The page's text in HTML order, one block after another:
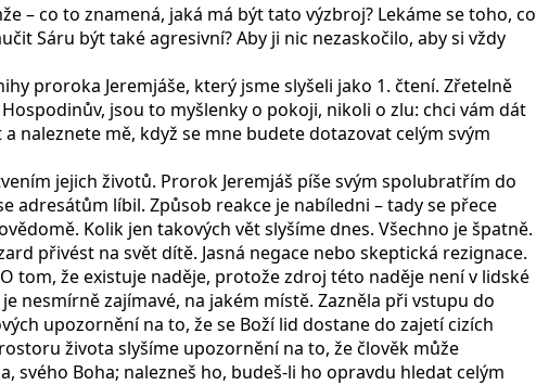
– co to znamená, jaká má být tato výzbroj? Lekáme se toho, co
Sáru být také agresivní? Aby ji nic nezaskočilo, aby si vždy
proroka Jeremjáše, který jsme slyšeli jako 1. čtení. Zřetelně
jsou to myšlenky o pokoji, nikoli o zlu: chci vám dát
naleznete mě, když se mne budete dotazovat celým svým
jejich životů. Prorok Jeremjáš píše svým spolubratřím do
adresátům líbil. Způsob reakce je nabíledni – tady se přece
Kolik jen takových vět slyšíme dnes. Všechno je špatně.
přivést na svět dítě. Jasná negace nebo skeptická rezignace.
tom, že existuje naděje, protože zdroj této naděje není v lidské
nesmírně zajímavé, na jakém místě. Zazněla při vstupu do
upozornění na to, že se Boží lid dostane do zajetí cizích
života slyšíme upozornění na to, že člověk může
Boha; nalezneš ho, budeš-li ho opravdu hledat celým